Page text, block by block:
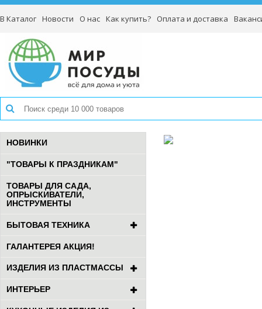
В Каталог Новости О нас Как купить? Оплата и доставка
НОВИНКИ
"ТОВАРЫ К ПРАЗДНИКАМ"
ТОВАРЫ ДЛЯ САДА,
ОПРЫСКИВАТЕЛИ,
ИНСТРУМЕНТЫ
БЫТОВАЯ ТЕХНИКА
ГАЛАНТЕРЕЯ АКЦИЯ!
ИЗДЕЛИЯ ИЗ ПЛАСТМАССЫ
ИНТЕРЬЕР